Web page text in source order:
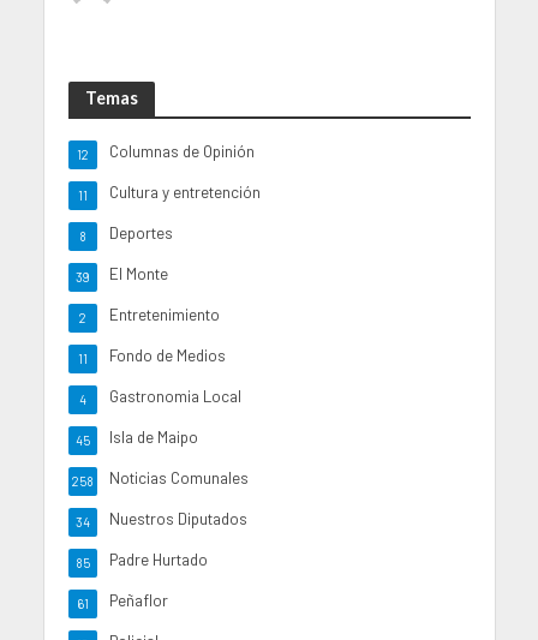
Temas
Columnas de Opinión
12
Cultura y entretención
11
Deportes
8
El Monte
39
Entretenimiento
2
Fondo de Medios
11
Gastronomia Local
4
Isla de Maipo
45
Noticias Comunales
258
Nuestros Diputados
34
Padre Hurtado
85
Peñaflor
61